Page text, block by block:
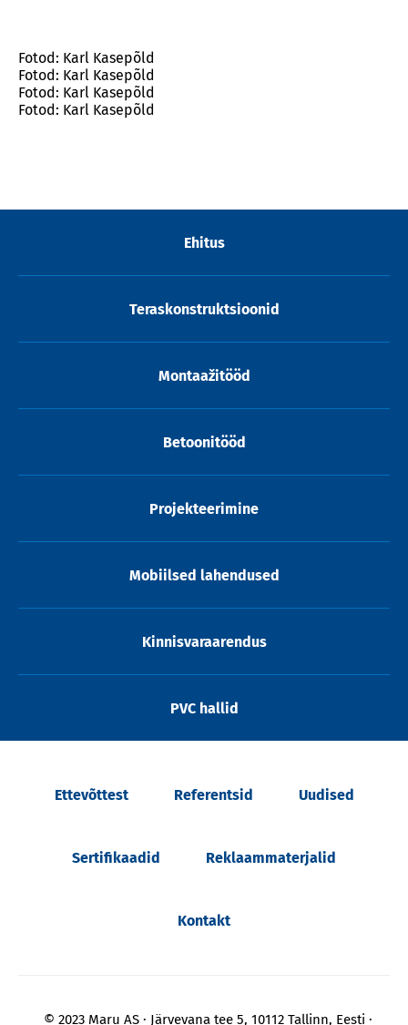
Fotod: Karl Kasepõld
Fotod: Karl Kasepõld
Fotod: Karl Kasepõld
Fotod: Karl Kasepõld
Ehitus
Teraskonstruktsioonid
Montaažitööd
Betoonitööd
Projekteerimine
Mobiilsed lahendused
Kinnisvaraarendus
PVC hallid
Ettevõttest Referentsid Uudised
Sertifikaadid Reklaammaterjalid
Kontakt
© 2023 Maru AS Järvevana tee 5, 10112 Tallinn, Eesti